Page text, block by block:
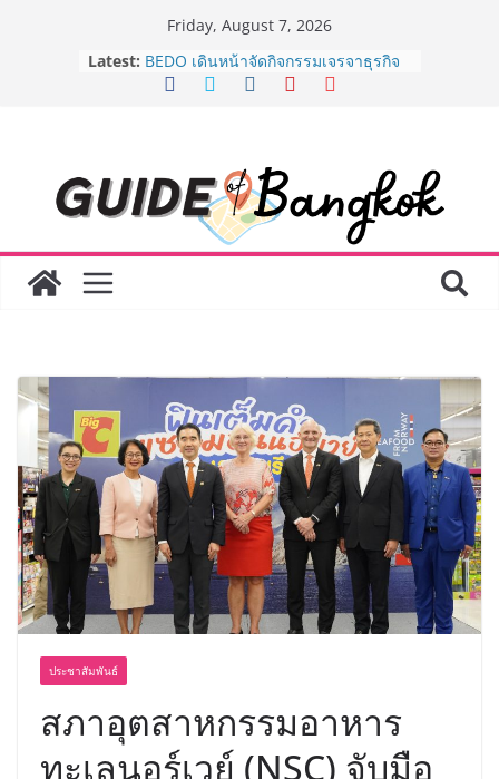
Friday, August 7, 2026
Latest: BEDO เดินหน้าจัดกิจกรรมเจรจาธุรกิจ
“BIO TRADE CONNECT 2026” ยก
สด ดอกไม้ประดิษฐ์ พวงมาลัย และสังฆ
ภัณฑ์ครบวงจร ขอเชิญเลือกซื้อมาลัย
และของขวัญต้อนรับวันแม่ เปิดให้
บริการทุกวันตลอด 24 ชั่วโมง
Guangzhou Yinghao School เผยวิสัย
8.8 “ซูเลียน” รวมพลังนักธุรกิจทั่ว
ประเทศ จัดประชุมใหญ่แห่งปี พบ CEO
“ดร.ปิยะวัฒน์” ถ่ายทอดวิสัยทัศน์ธุรกิจ
พร้อมฟรีคอนเสิร์ต “โชค รถแห่” ยกวง
AirAsia X SEE FAH พันธมิตรทางธุรกิจ
ยาวนานกว่า 20 ปี ต่อยอดเสิร์ฟความ
อร่อย ยกเมนูระดับตำนาน “ข้าวหน้าไก่
ราชวงศ์” พุ่งทะยานสู่น่านฟ้า
ประชาสัมพันธ์
สภาอุตสาหกรรมอาหาร
ทะเลนอร์เวย์ (NSC) จับมือ